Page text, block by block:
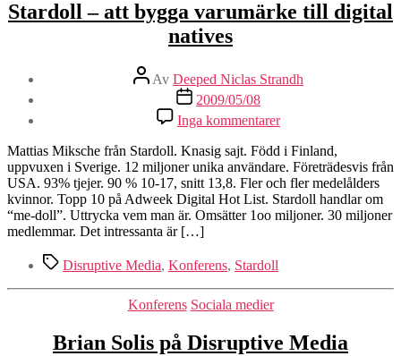
Stardoll – att bygga varumärke till digital
natives
Inläggsförfattare
Av Deeped Niclas Strandh
Inläggsdatum
2009/05/08
Inga kommentarertill
Stardoll
–
att
bygga
varumärke
till
digital
Mattias Miksche från Stardoll. Knasig sajt. Född i Finland,
uppvuxen i Sverige. 12 miljoner unika användare. Företrädesvis från
USA. 93% tjejer. 90 % 10-17, snitt 13,8. Fler och fler medelålders
kvinnor. Topp 10 på Adweek Digital Hot List. Stardoll handlar om
“me-doll”. Uttrycka vem man är. Omsätter 1oo miljoner. 30 miljoner
medlemmar. Det intressanta är […]
Etiketter
Disruptive Media, Konferens, Stardoll
Kategorier
Konferens Sociala medier
Brian Solis på Disruptive Media